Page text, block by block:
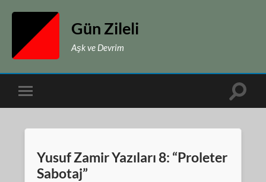
Gün Zileli
Aşk ve Devrim
Toggle
mobile
Toggle
Yusuf Zamir Yazıları 8: “Proleter
Sabotaj”